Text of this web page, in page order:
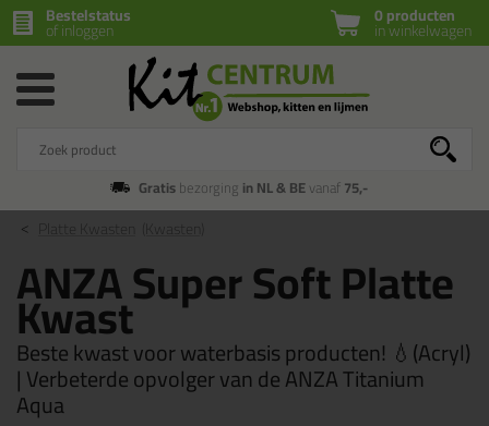
0 producten
in winkelwagen
Bestelstatus
of inloggen
Gratisbezorging in NL & BEvanaf75,-
Platte Kwasten (Kwasten)
ANZA Super Soft Platte
Kwast
Beste kwast voor waterbasis producten! 💧(Acryl)
| Verbeterde opvolger van de ANZA Titanium
Aqua